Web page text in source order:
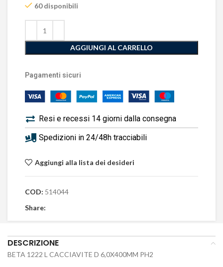
60 disponibili
AGGIUNGI AL CARRELLO
Pagamenti sicuri
Resi e recessi 14 giorni dalla consegna
Spedizioni in 24/48h tracciabili
Aggiungi alla lista dei desideri
COD: 514044
Share:
DESCRIZIONE
BETA 1222 L CACCIAVITE D 6,0X400MM PH2